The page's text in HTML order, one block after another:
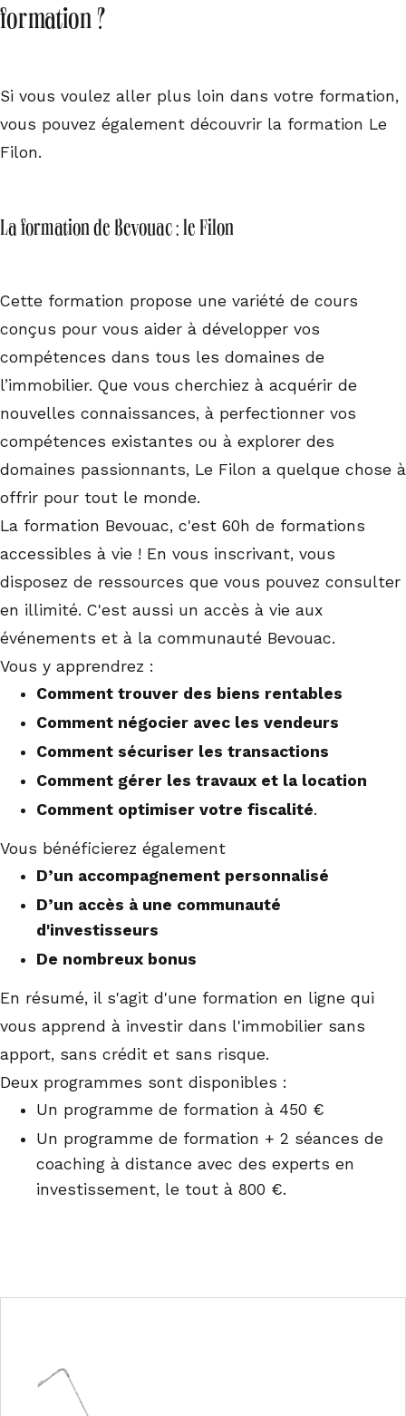
formation ?
Si vous voulez aller plus loin dans votre formation,
vous pouvez également découvrir la formation Le
Filon.
La formation de Bevouac : le Filon
Cette formation propose une variété de cours
conçus pour vous aider à développer vos
compétences dans tous les domaines de
l’immobilier. Que vous cherchiez à acquérir de
nouvelles connaissances, à perfectionner vos
compétences existantes ou à explorer des
domaines passionnants, Le Filon a quelque chose à
offrir pour tout le monde.
La formation Bevouac, c'est 60h de formations
accessibles à vie ! En vous inscrivant, vous
disposez de ressources que vous pouvez consulter
en illimité. C'est aussi un accès à vie aux
événements et à la communauté Bevouac.
Vous y apprendrez :
Comment trouver des biens rentables
Comment négocier avec les vendeurs
Comment sécuriser les transactions
Comment gérer les travaux et la location
Comment optimiser votre fiscalité.
Vous bénéficierez également
D’un accompagnement personnalisé
D’un accès à une communauté
d'investisseurs
De nombreux bonus
En résumé, il s'agit d'une formation en ligne qui
vous apprend à investir dans l'immobilier sans
apport, sans crédit et sans risque.
Deux programmes sont disponibles :
Un programme de formation à 450 €
Un programme de formation + 2 séances de
coaching à distance avec des experts en
investissement, le tout à 800 €.